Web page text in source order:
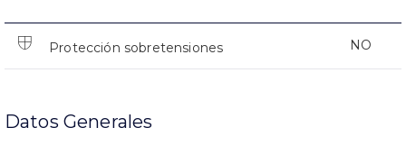
Protección sobretensiones NO
Datos Generales